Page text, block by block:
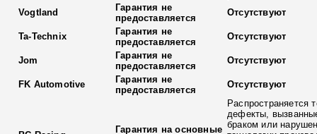
Vogtland
Гарантия не
предоставляется
Отсутствуют
Ta-Technix
Гарантия не
предоставляется
Отсутствуют
Jom
Гарантия не
предоставляется
Отсутствуют
FK Automotive
Гарантия не
предоставляется
Отсутствуют
Гарантия на основные
Распространяется
дефекты,
браком или